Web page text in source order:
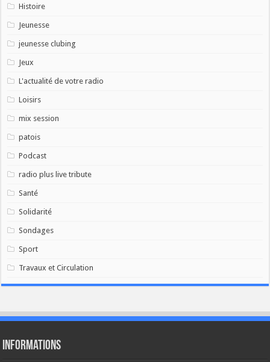
Histoire
Jeunesse
jeunesse clubing
Jeux
L'actualité de votre radio
Loisirs
mix session
patois
Podcast
radio plus live tribute
Santé
Solidarité
Sondages
Sport
Travaux et Circulation
Informations